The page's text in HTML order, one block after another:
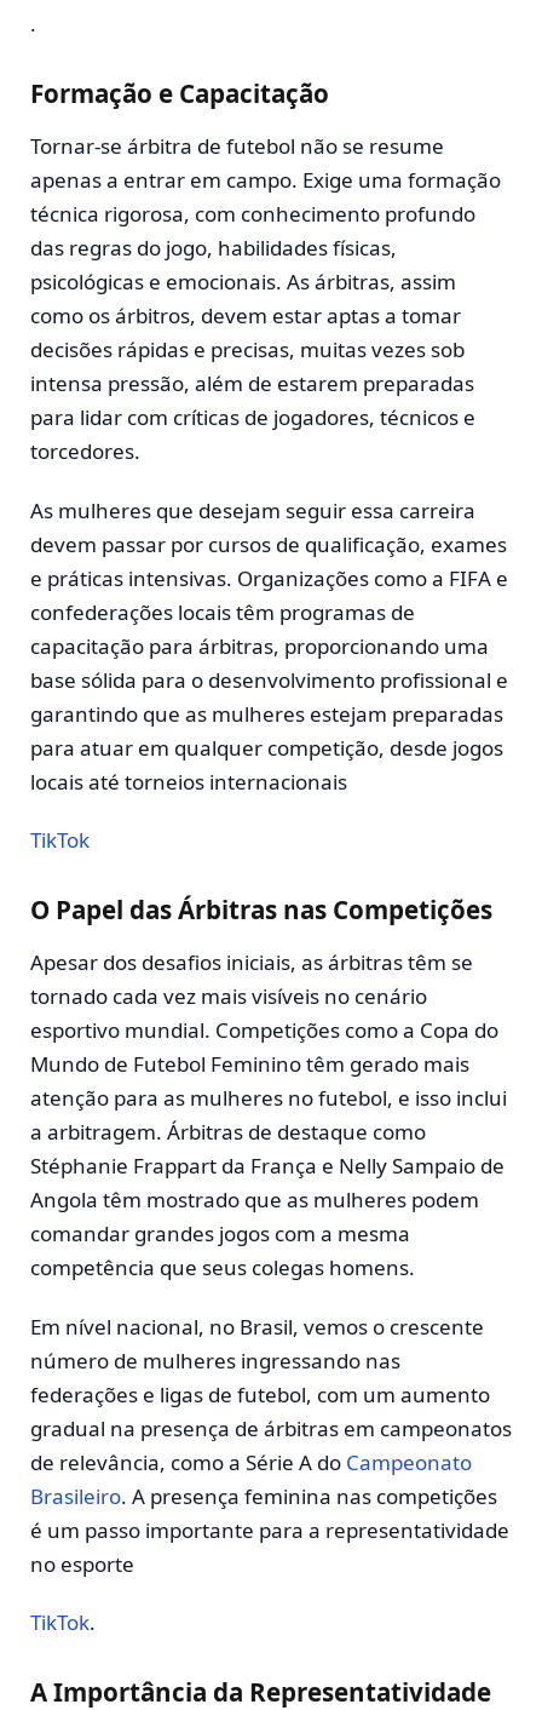
.
Formação e Capacitação
Tornar-se árbitra de futebol não se resume
apenas a entrar em campo. Exige uma formação
técnica rigorosa, com conhecimento profundo
das regras do jogo, habilidades físicas,
psicológicas e emocionais. As árbitras, assim
como os árbitros, devem estar aptas a tomar
decisões rápidas e precisas, muitas vezes sob
intensa pressão, além de estarem preparadas
para lidar com críticas de jogadores, técnicos e
torcedores.
As mulheres que desejam seguir essa carreira
devem passar por cursos de qualificação, exames
e práticas intensivas. Organizações como a FIFA e
confederações locais têm programas de
capacitação para árbitras, proporcionando uma
base sólida para o desenvolvimento profissional e
garantindo que as mulheres estejam preparadas
para atuar em qualquer competição, desde jogos
locais até torneios internacionais​
TikTok
O Papel das Árbitras nas Competições
Apesar dos desafios iniciais, as árbitras têm se
tornado cada vez mais visíveis no cenário
esportivo mundial. Competições como a Copa do
Mundo de Futebol Feminino têm gerado mais
atenção para as mulheres no futebol, e isso inclui
a arbitragem. Árbitras de destaque como
Stéphanie Frappart da França e Nelly Sampaio de
Angola têm mostrado que as mulheres podem
comandar grandes jogos com a mesma
competência que seus colegas homens.
Em nível nacional, no Brasil, vemos o crescente
número de mulheres ingressando nas
federações e ligas de futebol, com um aumento
gradual na presença de árbitras em campeonatos
de relevância, como a Série A do Campeonato
Brasileiro. A presença feminina nas competições
é um passo importante para a representatividade
no esporte​
TikTok.
A Importância da Representatividade